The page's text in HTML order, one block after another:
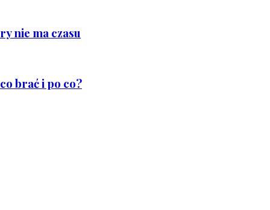
nie ma czasu
brać i po co?